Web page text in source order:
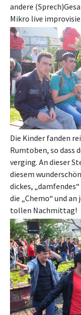
andere
Mikro live
Die Kinder fanden
Rumtoben, so dass
verging. An dieser
diesem
dickes,
die „Chemo“ und
tollen Nachmittag!